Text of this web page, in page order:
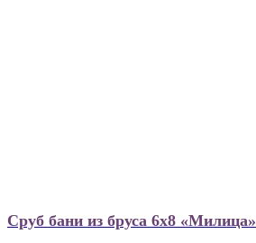
Сруб бани из бруса 6х8 «Милица»